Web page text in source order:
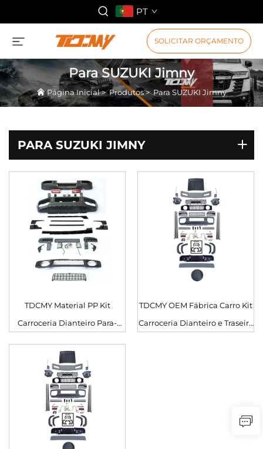
PT
SOLICITAR ORÇAMENTO
Para SUZUKI Jimny
Página Inicial>Produtos>Para SUZUKI Jimny
PARA SUZUKI JIMNY
TDCMY Material PP Kit
Carroceria Dianteiro Para-
Peças Automotivas
TDCMY OEM Fábrica Carro Kit
Carroceria Dianteiro e Traseiro